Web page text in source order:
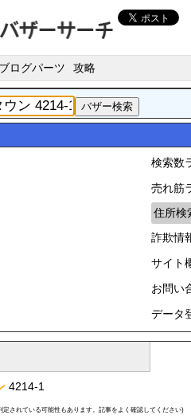
ブログパーツ 攻略
検索数
売れ筋
住所検
詐欺情
サイト
お問い
データ
4214-1
されている可能性もあります。記事をよく確認してください)